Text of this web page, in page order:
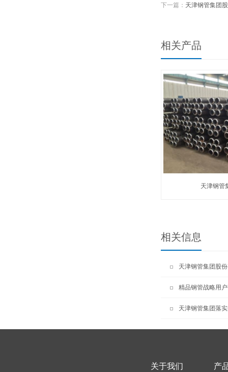
下一篇： 天津钢管集团
相关产品
天津钢管
相关信息
天津钢管集团股
精品钢管战略用
天津钢管集团落
关于我们 产